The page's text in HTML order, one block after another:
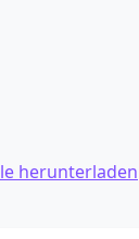
herunterladen